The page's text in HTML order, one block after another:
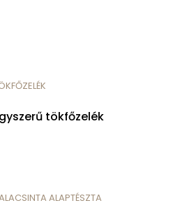
tökfőzelék
ALAPTÉSZTA